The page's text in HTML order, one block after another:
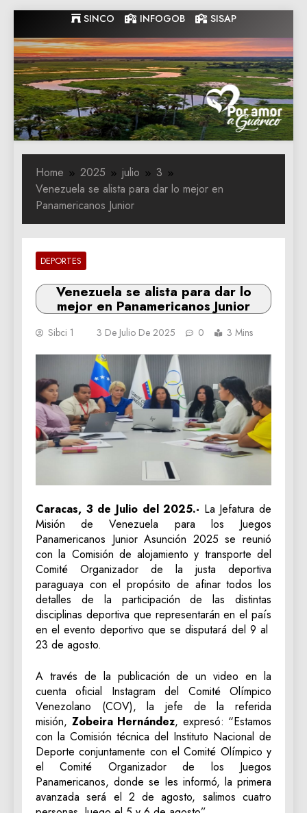
to
content
SINCO INFOGOB SISAP
Gobernacion
de Guarico
Gobernacion de Guarico
Home 2025 julio
3
Venezuela se alista para dar lo mejor en
Panamericanos Junior
DEPORTES
Venezuela se alista para dar lo
mejor en Panamericanos Junior
Sibci 1 3 De Julio De 2025 0 3 Mins
Caracas, 3 de Julio del 2025.- La Jefatura de
Misión de Venezuela para los Juegos
Panamericanos Junior Asunción 2025 se reunió
con la Comisión de alojamiento y transporte del
Comité Organizador de la justa deportiva
paraguaya con el propósito de afinar todos los
detalles de la participación de las distintas
disciplinas deportiva que representarán en el país
en el evento deportivo que se disputará del 9 al
23 de agosto.
A través de la publicación de un video en la
cuenta oficial Instagram del Comité Olímpico
Venezolano (COV), la jefe de la referida
misión, Zobeira Hernández, expresó: “Estamos
con la Comisión técnica del Instituto Nacional de
Deporte conjuntamente con el Comité Olímpico y
el Comité Organizador de los Juegos
Panamericanos, donde se les informó, la primera
avanzada será el 2 de agosto, salimos cuatro